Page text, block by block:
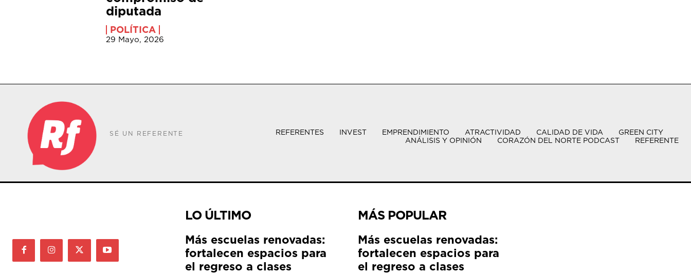
diputada
POLÍTICA
29 Mayo, 2026
SÉ UN REFERENTE REFERENTES INVEST EMPRENDIMIENTO ATRACTIVIDAD CALIDAD DE VIDA
GREEN CITY
ANÁLISIS Y OPINIÓN
CORAZÓN DEL NORTE PODCAST REFERENTE
LO ÚLTIMO
Más escuelas renovadas:
fortalecen espacios para
el regreso a clases
MÁS POPULAR
Más escuelas renovadas:
fortalecen espacios para
el regreso a clases